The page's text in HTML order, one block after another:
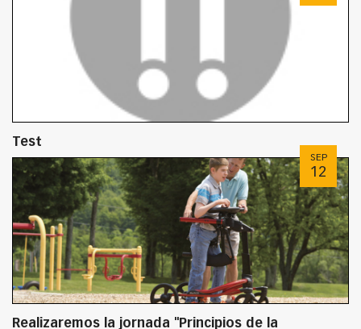
Test
SEP
12
Realizaremos la jornada "Principios de la